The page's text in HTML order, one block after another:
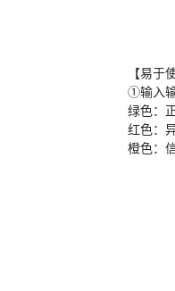
【易于
①输入
绿色：
红色：
橙色：